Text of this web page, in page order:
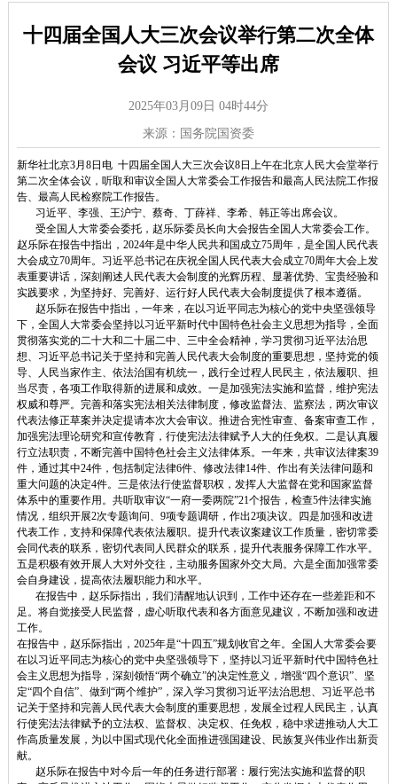
十四届全国人大三次会议举行第二次全体
会议 习近平等出席
2025年03月09日 04时44分
来源：国务院国资委
新华社北京3月8日电 十四届全国人大三次会议8日上午在北京人民大会堂举行
第二次全体会议，听取和审议全国人大常委会工作报告和最高人民法院工作报
告、最高人民检察院工作报告。
习近平、李强、王沪宁、蔡奇、丁薛祥、李希、韩正等出席会议。
受全国人大常委会委托，赵乐际委员长向大会报告全国人大常委会工作。
赵乐际在报告中指出，2024年是中华人民共和国成立75周年，是全国人民代表
大会成立70周年。习近平总书记在庆祝全国人民代表大会成立70周年大会上发
表重要讲话，深刻阐述人民代表大会制度的光辉历程、显著优势、宝贵经验和
实践要求，为坚持好、完善好、运行好人民代表大会制度提供了根本遵循。
赵乐际在报告中指出，一年来，在以习近平同志为核心的党中央坚强领导
下，全国人大常委会坚持以习近平新时代中国特色社会主义思想为指导，全面
贯彻落实党的二十大和二十届二中、三中全会精神，学习贯彻习近平法治思
想、习近平总书记关于坚持和完善人民代表大会制度的重要思想，坚持党的领
导、人民当家作主、依法治国有机统一，践行全过程人民民主，依法履职、担
当尽责，各项工作取得新的进展和成效。一是加强宪法实施和监督，维护宪法
权威和尊严。完善和落实宪法相关法律制度，修改监督法、监察法，两次审议
代表法修正草案并决定提请本次大会审议。推进合宪性审查、备案审查工作，
加强宪法理论研究和宣传教育，行使宪法法律赋予人大的任免权。二是认真履
行立法职责，不断完善中国特色社会主义法律体系。一年来，共审议法律案39
件，通过其中24件，包括制定法律6件、修改法律14件、作出有关法律问题和
重大问题的决定4件。三是依法行使监督职权，发挥人大监督在党和国家监督
体系中的重要作用。共听取审议“一府一委两院”21个报告，检查5件法律实施
情况，组织开展2次专题询问、9项专题调研，作出2项决议。四是加强和改进
代表工作，支持和保障代表依法履职。提升代表议案建议工作质量，密切常委
会同代表的联系，密切代表同人民群众的联系，提升代表服务保障工作水平。
五是积极有效开展人大对外交往，主动服务国家外交大局。六是全面加强常委
会自身建设，提高依法履职能力和水平。
在报告中，赵乐际指出，我们清醒地认识到，工作中还存在一些差距和不
足。将自觉接受人民监督，虚心听取代表和各方面意见建议，不断加强和改进
工作。
在报告中，赵乐际指出，2025年是“十四五”规划收官之年。全国人大常委会要
在以习近平同志为核心的党中央坚强领导下，坚持以习近平新时代中国特色社
会主义思想为指导，深刻领悟“两个确立”的决定性意义，增强“四个意识”、坚
定“四个自信”、做到“两个维护”，深入学习贯彻习近平法治思想、习近平总书
记关于坚持和完善人民代表大会制度的重要思想，发展全过程人民民主，认真
行使宪法法律赋予的立法权、监督权、决定权、任免权，稳中求进推动人大工
作高质量发展，为以中国式现代化全面推进强国建设、民族复兴伟业作出新贡
献。
赵乐际在报告中对今后一年的任务进行部署：履行宪法实施和监督的职